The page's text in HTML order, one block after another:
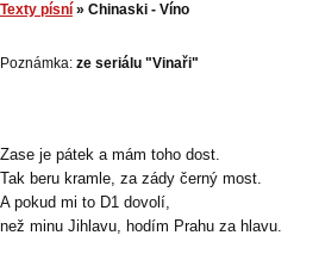
Texty písní » Chinaski - Víno
Poznámka: ze seriálu "Vinaři"
Zase je pátek a mám toho dost.
Tak beru kramle, za zády černý most.
A pokud mi to D1 dovolí,
než minu Jihlavu, hodím Prahu za hlavu.